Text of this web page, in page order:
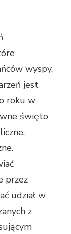
wyspy.
jest
roku w
święto
przez
udział w
z